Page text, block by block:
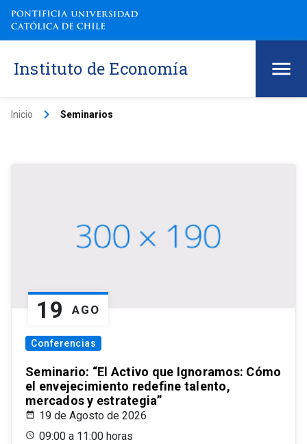
Instituto de Economía
Inicio keyboard_arrow_right Seminarios
19 AGO
Conferencias
Seminario: “El Activo que Ignoramos: Cómo
el envejecimiento redefine talento,
mercados y estrategia”
19 de Agosto de 2026
09:00 a 11:00 horas